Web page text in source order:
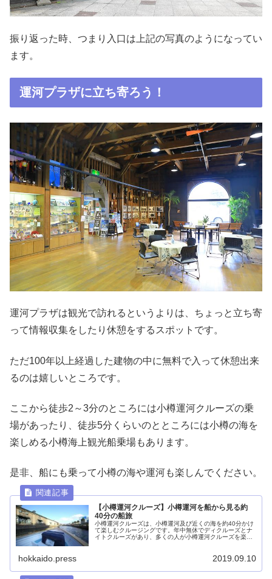
振り返った時、つまり入口は上記の写真のようになってい
ます。
運河プラザに立ち寄ろう！
運河プラザは観光で訪れるというよりは、ちょっと立ち寄
って情報収集をしたり休憩をするスポットです。
ただ100年以上経過した建物の中に無料で入って休憩出来
るのは嬉しいところです。
ここから徒歩2～3分のところには小樽運河クルーズの乗
場があったり、徒歩5分くらいのとところには小樽の海を
楽しめる小樽海上観光船乗場もあります。
是非、船にも乗って小樽の海や運河も楽しんでください。
【小樽運河クルーズ】小樽運河を船から見る約
40分の船旅
小樽運河クルーズは、小樽運河及び近くの海を約40分かけ
て楽しむクルージングです。年中無休でディクルーズとナ
イトクルーズがあり、多くの人が小樽運河クルーズを楽し
hokkaido.press 2019.09.10